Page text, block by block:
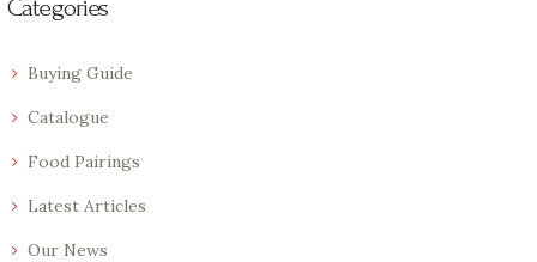
Categories
Buying Guide
Catalogue
Food Pairings
Latest Articles
Our News